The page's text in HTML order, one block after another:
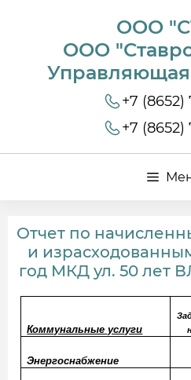
ООО
ООО
+7 (8652)
+7 (8652)
Отчет по
и
год МКД ул. 50 лет
Коммунальные услуги
Энергоснабжение